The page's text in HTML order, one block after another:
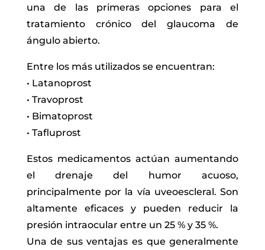
una de las primeras opciones para el
tratamiento crónico del glaucoma de
ángulo abierto.
Entre los más utilizados se encuentran:
• Latanoprost
• Travoprost
• Bimatoprost
• Tafluprost
Estos medicamentos actúan aumentando
el drenaje del humor acuoso,
principalmente por la vía uveoescleral. Son
altamente eficaces y pueden reducir la
presión intraocular entre un 25 % y 35 %.
Una de sus ventajas es que generalmente